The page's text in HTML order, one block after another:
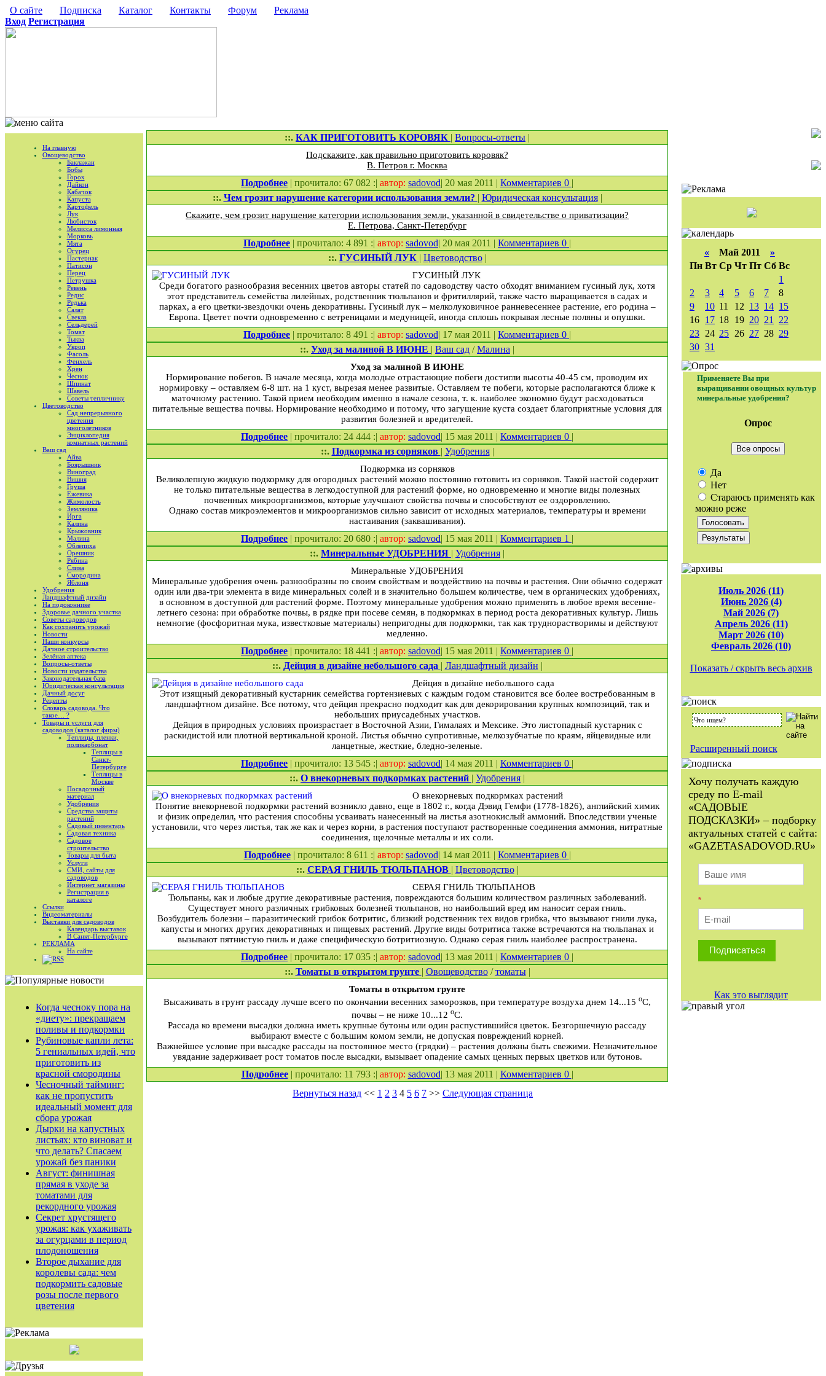
О сайте Подписка Каталог Контакты Форум
Реклама
Вход Регистрация
На главную
Овощеводство
Баклажан
Бобы
Горох
Дайкон
Кабачок
Капуста
Картофель
Лук
Любисток
Мелисса лимонная
Морковь
Мята
Огурец
Пастернак
Патисон
Перец
Петрушка
Ревень
Редис
Редька
Салат
Свекла
Сельдерей
Томат
Тыква
Укроп
Фасоль
Фенхель
Хрен
Чеснок
Шпинат
Шавель
Советы тепличнику
Цветоводство
Сад непрерывного
цветения
многолетников
Энциклопедия
комнатных растений
Ваш сад
Айва
Боярышник
Виноград
Вишня
Груша
Ежевика
Жимолость
Земляника
Ирга
Калина
Крыжовник
Малина
Облепиха
Орешник
Рябина
Слива
Смородина
Яблоня
Удобрения
Ландшафтный дизайн
На подоконнике
Здоровье дачного участка
Советы садоводов
Как сохранить урожай
Новости
Наши конкурсы
Дачное строительство
Зелёная аптека
Вопросы-ответы
Новости издательства
Законодательная база
Юридическая консультация
Дачный досуг
Рецепты
Словарь садовода. Что
такое… ?
Товары и услуги для
садоводов (каталог фирм)
Теплицы, пленки,
поликарбонат
Теплицы в
Санкт-
Петербурге
Теплицы в
Москве
Посадочный
материал
Удобрения
Средства защиты
растений
Садовый инвентарь
Садовая техника
Садовое
строительство
Товары для быта
Услуги
СМИ, сайты для
садоводов
Интернет магазины
Регистрация в
каталоге
Ссылки
Видеоматериалы
Выставки для садоводов
Календарь выставок
В Санкт-Петербурге
РЕКЛАМА
На сайте
RSS
Когда чесноку пора на
«диету»: прекращаем
поливы и подкормки
Рубиновые капли лета:
5 гениальных идей, что
приготовить из
красной смородины
Чесночный тайминг:
как не пропустить
идеальный момент для
сбора урожая
Дырки на капустных
листьях: кто виноват и
что делать? Спасаем
урожай без паники
Август: финишная
прямая в уходе за
томатами для
рекордного урожая
Секрет хрустящего
урожая: как ухаживать
за огурцами в период
плодоношения
Второе дыхание для
королевы сада: чем
подкормить садовые
розы после первого
цветения
::. КАК ПРИГОТОВИТЬ КОРОВЯК | Вопросы-ответы |
Подскажите, как правильно приготовить коровяк?
В. Петров г. Москва
Подробнее | прочитало: 67 082 :| автор: sadovod| 20 мая 2011 | Комментариев 0 |
::. Чем грозит нарушение категории использования земли? | Юридическая консультация|
Скажите, чем грозит нарушение категории использования земли, указанной в свидетельстве о приватизации?
Е. Петрова, Санкт-Петербург
Подробнее | прочитало: 4 891 :| автор: sadovod| 20 мая 2011 | Комментариев 0 |
::. ГУСИНЫЙ ЛУК | Цветоводство|
ГУСИНЫЙ ЛУК
Среди богатого разнообразия весенних цветов авторы статей по садоводству часто обходят вниманием гусиный лук, хотя
этот представитель семейства лилейных, родственник тюльпанов и фритиллярий, также часто выращивается в садах и
парках, а его цветки-звездочки очень декоративны. Гусиный лук – мелколуковичное ранневесеннее растение, его родина –
Европа. Цветет почти одновременно с ветреницами и медуницей, иногда сплошь покрывая лесные поляны и опушки.
Подробнее | прочитало: 8 491 :| автор: sadovod| 17 мая 2011 | Комментариев 0 |
::. Уход за малиной В ИЮНЕ | Ваш сад /Малина |
Уход за малиной В ИЮНЕ
Нормирование побегов. В начале месяца, когда молодые отрастающие побеги достигли высоты 40-45 см, проводим их
нормировку – оставляем 6-8 шт. на 1 куст, вырезая менее развитые. Оставляем те побеги, которые располагаются ближе к
маточному растению. Такой прием необходим именно в начале сезона, т. к. наиболее экономно будут расходоваться
питательные вещества почвы. Нормирование необходимо и потому, что загущение куста создает благоприятные условия для
развития болезней и вредителей.
Подробнее | прочитало: 24 444 :| автор: sadovod| 15 мая 2011 | Комментариев 0 |
::. Подкормка из сорняков | Удобрения|
Подкормка из сорняков
Великолепную жидкую подкормку для огородных растений можно постоянно готовить из сорняков. Такой настой содержит
не только питательные вещества в легкодоступной для растений форме, но одновременно и многие виды полезных
почвенных микроорганизмов, которые улучшают свойства почвы и способствуют ее оздоровлению.
Однако состав микроэлементов и микроорганизмов сильно зависит от исходных материалов, температуры и времени
настаивания (заквашивания).
Подробнее | прочитало: 20 680 :| автор: sadovod| 15 мая 2011 | Комментариев 1 |
::. Минеральные УДОБРЕНИЯ | Удобрения |
Минеральные УДОБРЕНИЯ
Минеральные удобрения очень разнообразны по своим свойствам и воздействию на почвы и растения. Они обычно содержат
один или два-три элемента в виде минеральных солей и в значительно большем количестве, чем в органических удобрениях,
в основном в доступной для растений форме. Поэтому минеральные удобрения можно применять в любое время весенне-
летнего сезона: при обработке почвы, в рядке при посеве семян, в подкормках в период роста декоративных культур. Лишь
немногие (фосфоритная мука, известковые материалы) непригодны для подкормки, так как труднорастворимы и действуют
медленно.
Подробнее | прочитало: 18 441 :| автор: sadovod| 15 мая 2011 | Комментариев 0 |
::. Дейция в дизайне небольшого сада | Ландшафтный дизайн |
Дейция в дизайне небольшого сада
Этот изящный декоративный кустарник семейства гортензиевых с каждым годом становится все более востребованным в
ландшафтном дизайне. Все потому, что дейция прекрасно подходит как для декорирования крупных композиций, так и
небольших приусадебных участков.
Дейция в природных условиях произрастает в Восточной Азии, Гималаях и Мексике. Это листопадный кустарник с
раскидистой или плотной вертикальной кроной. Листья обычно супротивные, мелкозубчатые по краям, яйцевидные или
ланцетные, жесткие, бледно-зеленые.
Подробнее | прочитало: 13 545 :| автор: sadovod| 14 мая 2011 | Комментариев 0 |
::. О внекорневых подкормках растений | Удобрения |
О внекорневых подкормках растений
Понятие внекорневой подкормки растений возникло давно, еще в 1802 г., когда Дэвид Гемфи (1778-1826), английский химик
и физик определил, что растения способны усваивать нанесенный на листья азотнокислый аммоний. Впоследствии ученые
установили, что через листья, так же как и через корни, в растения поступают растворенные соединения аммония, нитратные
соединения, щелочные металлы и их соли.
Подробнее| прочитало: 8 611 :| автор: sadovod| 14 мая 2011 | Комментариев 0 |
::. СЕРАЯ ГНИЛЬ ТЮЛЬПАНОВ | Цветоводство|
СЕРАЯ ГНИЛЬ ТЮЛЬПАНОВ
Тюльпаны, как и любые другие декоративные растения, повреждаются большим количеством различных заболеваний.
Существует много различных грибковых болезней тюльпанов, но наибольший вред им наносит серая гниль.
Возбудитель болезни – паразитический грибок ботритис, близкий родственник тех видов грибка, что вызывают гнили лука,
капусты и многих других декоративных и пищевых растений. Другие виды ботритиса также встречаются на тюльпанах и
вызывают пятнистую гниль и даже специфическую ботритиозную. Однако серая гниль наиболее распространена.
Подробнее | прочитало: 17 035 :| автор: sadovod| 13 мая 2011 | Комментариев 0 |
::. Томаты в открытом грунте | Овощеводство/томаты|
Томаты в открытом грунте
Высаживать в грунт рассаду лучше всего по окончании весенних заморозков, при температуре воздуха днем 14...15 оС,
почвы – не ниже 10...12 оС.
Рассада ко времени высадки должна иметь крупные бутоны или один распустившийся цветок. Безгоршечную рассаду
выбирают вместе с большим комом земли, не допуская повреждений корней.
Важнейшее условие при высадке рассады на постоянное место (грядки) – растения должны быть свежими. Незначительное
увядание задерживает рост томатов после высадки, вызывает опадение самых ценных первых цветков или бутонов.
Подробнее| прочитало: 11 793 :| автор: sadovod| 13 мая 2011 | Комментариев 0 |
Вернуться назад << 1 2 3 4 5 6 7 >> Следующая страница
« Май 2011 »
Пн Вт Ср Чт Пт Сб Вс
1
2
3 4 5 6 7
8
9
10 11 12 13 14 15
16 17 18 19 20 21
22
23 24 25 26 27 28 29
30 31
Применяете Вы при
выращивании овощных культур
минеральные удобрения?
Опрос
Все опросы
Да
Нет
Стараюсь применять как
можно реже
Июль 2026 (11)
Июнь 2026 (4)
Май 2026 (7)
Апрель 2026 (11)
Март 2026 (10)
Февраль 2026 (10)
Показать / скрыть весь архив
Расширенный поиск
Хочу получать каждую
среду по E-mail
«САДОВЫЕ
ПОДСКАЗКИ» – подборку
актуальных статей с сайта:
«GAZETASADOVOD.RU»
*
Подписаться
Как это выглядит